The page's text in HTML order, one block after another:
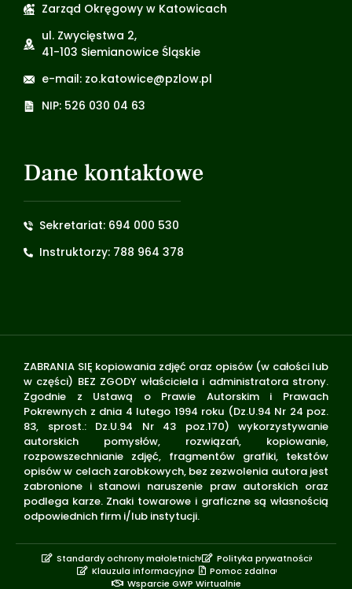
Zarząd Okręgowy w Katowicach
ul. Zwycięstwa 2,
41-103 Siemianowice Śląskie
e-mail: zo.katowice@pzlow.pl
NIP: 526 030 04 63
Dane kontaktowe
Sekretariat: 694 000 530
Instruktorzy: 788 964 378
ZABRANIA SIĘ kopiowania zdjęć oraz opisów (w całości lub
w części) BEZ ZGODY właściciela i administratora strony.
Zgodnie z Ustawą o Prawie Autorskim i Prawach
Pokrewnych z dnia 4 lutego 1994 roku (Dz.U.94 Nr 24 poz.
83, sprost.: Dz.U.94 Nr 43 poz.170) wykorzystywanie
autorskich pomysłów, rozwiązań, kopiowanie,
rozpowszechnianie zdjęć, fragmentów grafiki, tekstów
opisów w celach zarobkowych, bez zezwolenia autora jest
zabronione i stanowi naruszenie praw autorskich oraz
podlega karze. Znaki towarowe i graficzne są własnością
odpowiednich firm i/lub instytucji.
Standardy ochrony małoletnich
Polityka prywatności
Klauzula informacyjna
Pomoc zdalna
Wsparcie GWP Wirtualnie